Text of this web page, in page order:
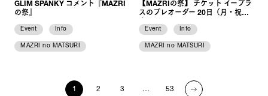
GLIM SPANKY コメント『MAZRI
の祭』
Event Info
MAZRI no MATSURI
【MAZRIの祭】 チケット イープラ
スのプレオーダー 20日（月・祝）
Event Info
MAZRI no MATSURI
1 2 3 … 53